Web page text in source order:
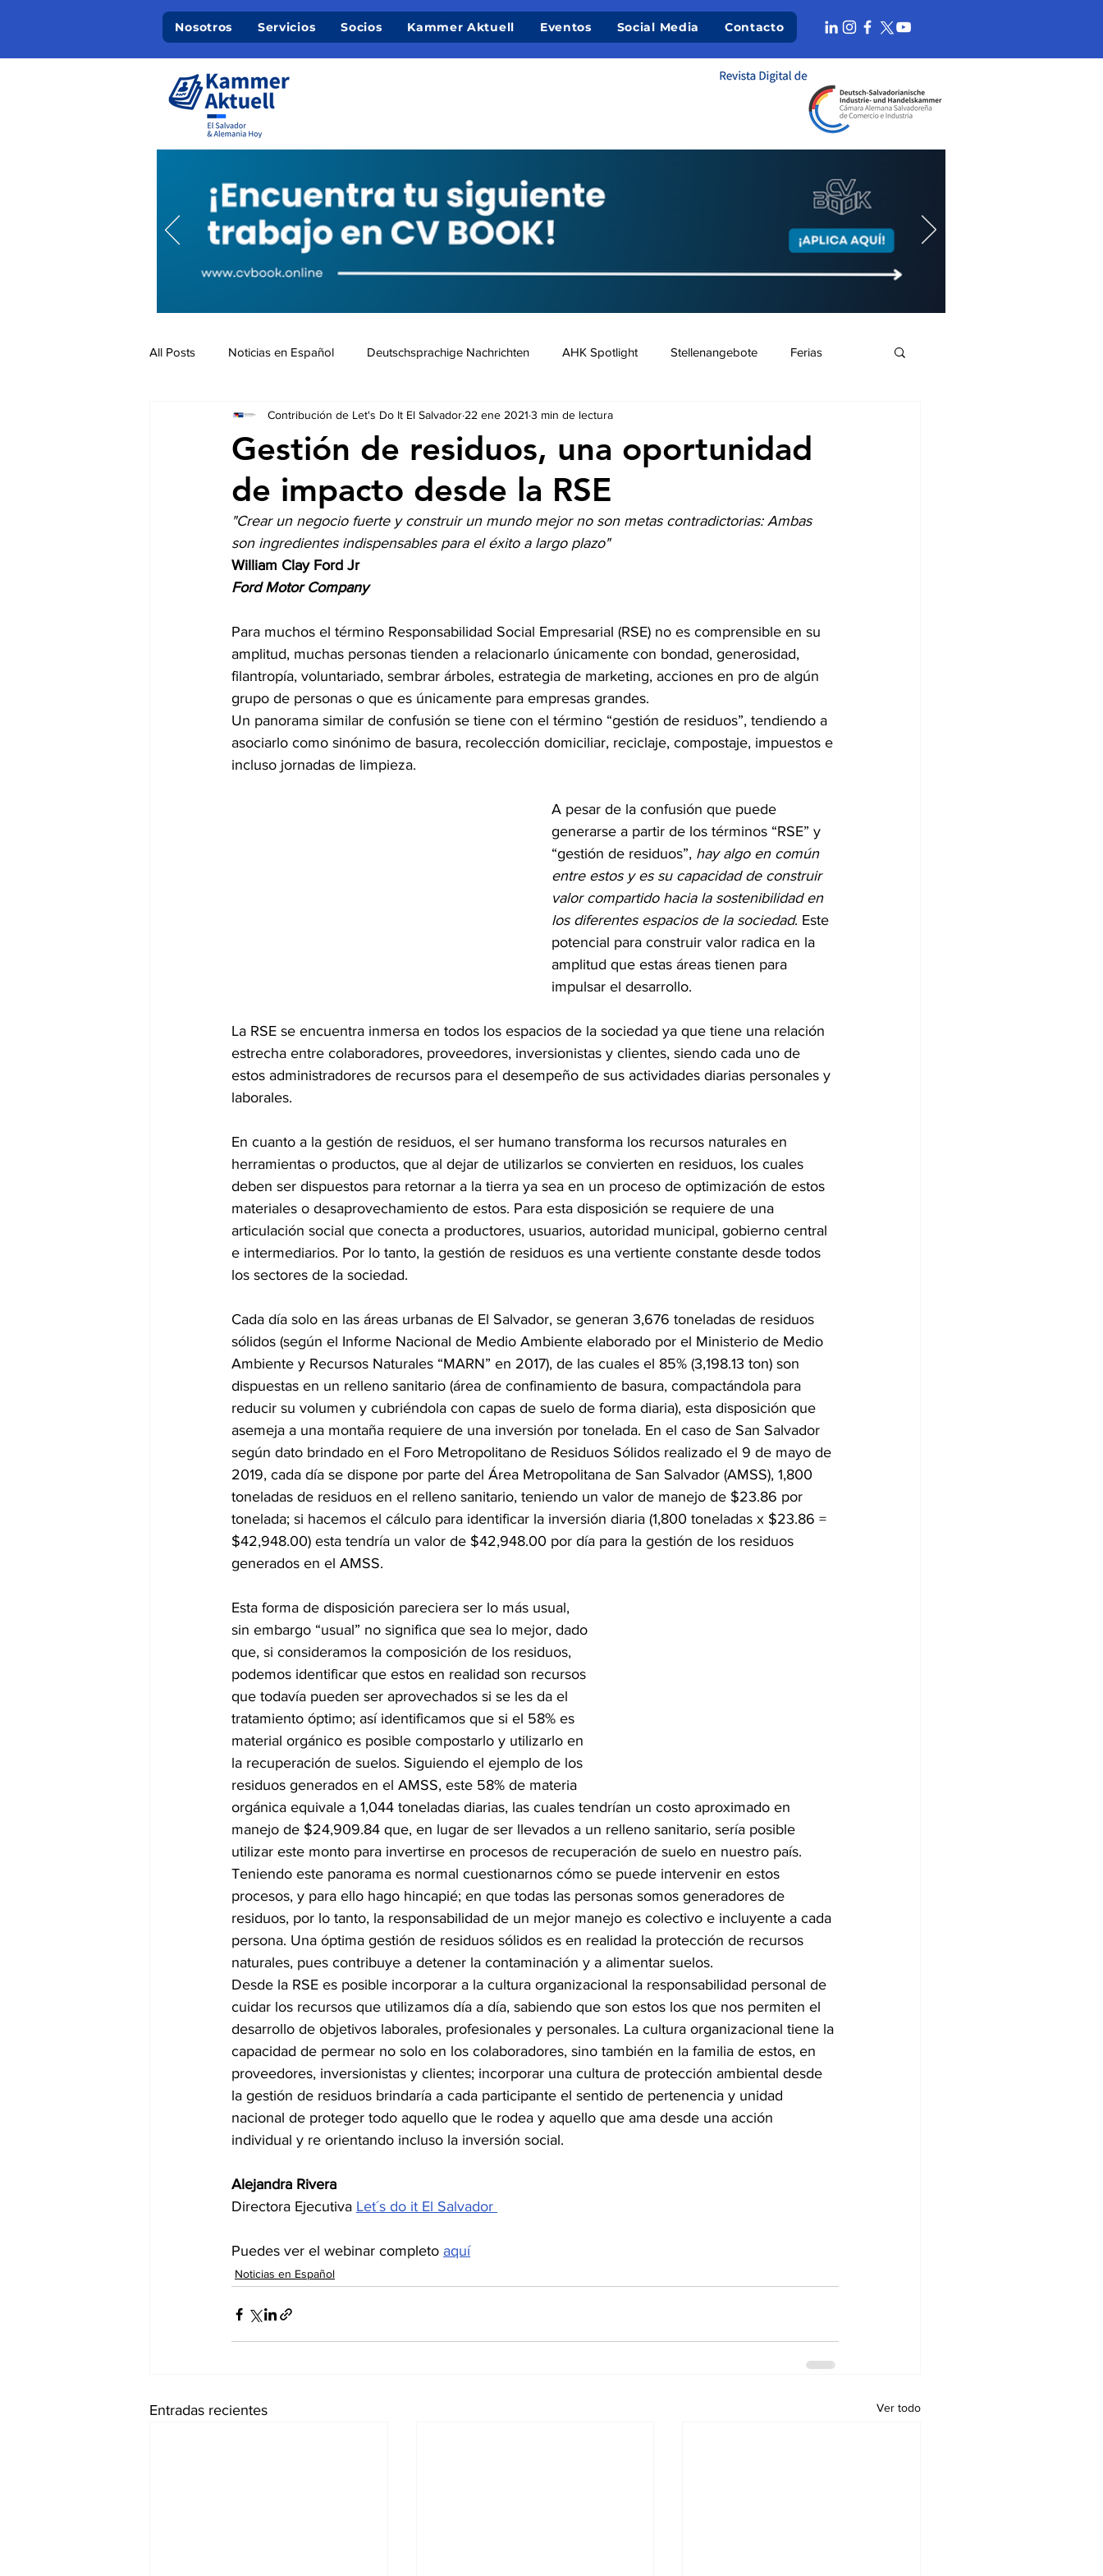
Nosotros Servicios Socios Kammer Aktuell Eventos Social Media Contacto
All Posts Noticias en Español Deutschsprachige Nachrichten AHK Spotlight Stellenangebote Ferias
Auschreibungen Ausschreibungen De nuestros Socios
Gestión de residuos, una oportunidad
de impacto desde la RSE
Contribución de Let's Do It El Salvador 22 ene 2021 3 min de lectura
"Crear un negocio fuerte y construir un mundo mejor no son metas contradictorias: Ambas
son ingredientes indispensables para el éxito a largo plazo"
William Clay Ford Jr
Ford Motor Company
Para muchos el término Responsabilidad Social Empresarial (RSE) no es comprensible en su
amplitud, muchas personas tienden a relacionarlo únicamente con bondad, generosidad,
filantropía, voluntariado, sembrar árboles, estrategia de marketing, acciones en pro de algún
grupo de personas o que es únicamente para empresas grandes.
Un panorama similar de confusión se tiene con el término “gestión de residuos”, tendiendo a
asociarlo como sinónimo de basura, recolección domiciliar, reciclaje, compostaje, impuestos e
incluso jornadas de limpieza.
A pesar de la confusión que puede
generarse a partir de los términos “RSE” y
“gestión de residuos”, hay algo en común
entre estos y es su capacidad de construir
valor compartido hacia la sostenibilidad en
los diferentes espacios de la sociedad. Este
potencial para construir valor radica en la
amplitud que estas áreas tienen para
impulsar el desarrollo.
La RSE se encuentra inmersa en todos los espacios de la sociedad ya que tiene una relación
estrecha entre colaboradores, proveedores, inversionistas y clientes, siendo cada uno de
estos administradores de recursos para el desempeño de sus actividades diarias personales y
laborales.
En cuanto a la gestión de residuos, el ser humano transforma los recursos naturales en
herramientas o productos, que al dejar de utilizarlos se convierten en residuos, los cuales
deben ser dispuestos para retornar a la tierra ya sea en un proceso de optimización de estos
materiales o desaprovechamiento de estos. Para esta disposición se requiere de una
articulación social que conecta a productores, usuarios, autoridad municipal, gobierno central
e intermediarios. Por lo tanto, la gestión de residuos es una vertiente constante desde todos
los sectores de la sociedad.
Cada día solo en las áreas urbanas de El Salvador, se generan 3,676 toneladas de residuos
sólidos (según el Informe Nacional de Medio Ambiente elaborado por el Ministerio de Medio
Ambiente y Recursos Naturales “MARN” en 2017), de las cuales el 85% (3,198.13 ton) son
dispuestas en un relleno sanitario (área de confinamiento de basura, compactándola para
reducir su volumen y cubriéndola con capas de suelo de forma diaria), esta disposición que
asemeja a una montaña requiere de una inversión por tonelada. En el caso de San Salvador
según dato brindado en el Foro Metropolitano de Residuos Sólidos realizado el 9 de mayo de
2019, cada día se dispone por parte del Área Metropolitana de San Salvador (AMSS), 1,800
toneladas de residuos en el relleno sanitario, teniendo un valor de manejo de $23.86 por
tonelada; si hacemos el cálculo para identificar la inversión diaria (1,800 toneladas x $23.86 =
$42,948.00) esta tendría un valor de $42,948.00 por día para la gestión de los residuos
generados en el AMSS.
Esta forma de disposición pareciera ser lo más usual,
sin embargo “usual” no significa que sea lo mejor, dado
que, si consideramos la composición de los residuos,
podemos identificar que estos en realidad son recursos
que todavía pueden ser aprovechados si se les da el
tratamiento óptimo; así identificamos que si el 58% es
material orgánico es posible compostarlo y utilizarlo en
la recuperación de suelos. Siguiendo el ejemplo de los
residuos generados en el AMSS, este 58% de materia
orgánica equivale a 1,044 toneladas diarias, las cuales tendrían un costo aproximado en
manejo de $24,909.84 que, en lugar de ser llevados a un relleno sanitario, sería posible
utilizar este monto para invertirse en procesos de recuperación de suelo en nuestro país.
Teniendo este panorama es normal cuestionarnos cómo se puede intervenir en estos
procesos, y para ello hago hincapié; en que todas las personas somos generadores de
residuos, por lo tanto, la responsabilidad de un mejor manejo es colectivo e incluyente a cada
persona. Una óptima gestión de residuos sólidos es en realidad la protección de recursos
naturales, pues contribuye a detener la contaminación y a alimentar suelos.
Desde la RSE es posible incorporar a la cultura organizacional la responsabilidad personal de
cuidar los recursos que utilizamos día a día, sabiendo que son estos los que nos permiten el
desarrollo de objetivos laborales, profesionales y personales. La cultura organizacional tiene la
capacidad de permear no solo en los colaboradores, sino también en la familia de estos, en
proveedores, inversionistas y clientes; incorporar una cultura de protección ambiental desde
la gestión de residuos brindaría a cada participante el sentido de pertenencia y unidad
nacional de proteger todo aquello que le rodea y aquello que ama desde una acción
individual y re orientando incluso la inversión social.
Alejandra Rivera
Directora Ejecutiva Let´s do it El Salvador
Puedes ver el webinar completo aquí
Noticias en Español
Entradas recientes Ver todo